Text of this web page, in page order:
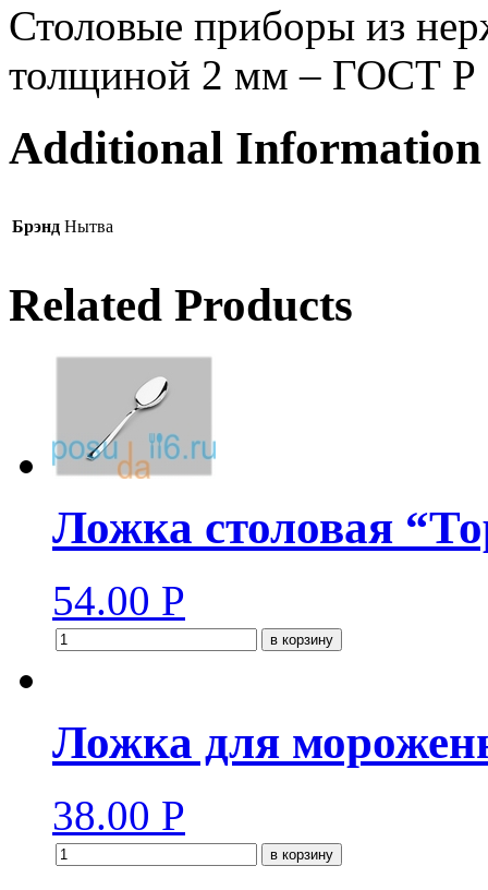
Столовые приборы из
толщиной 2 мм – ГОСТ Р
Additional Information
Брэнд Нытва
Related Products
Ложка столовая
54.00 Р
в корзину
Ложка для
38.00 Р
в корзину